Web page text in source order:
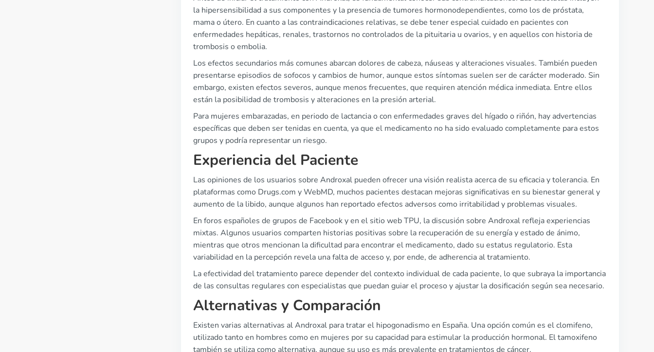
la hipersensibilidad a sus componentes y la presencia de tumores hormonodependientes, como los de próstata,
mama o útero. En cuanto a las contraindicaciones relativas, se debe tener especial cuidado en pacientes con
enfermedades hepáticas, renales, trastornos no controlados de la pituitaria u ovarios, y en aquellos con historia de
trombosis o embolia.
Los efectos secundarios más comunes abarcan dolores de cabeza, náuseas y alteraciones visuales. También pueden
presentarse episodios de sofocos y cambios de humor, aunque estos síntomas suelen ser de carácter moderado. Sin
embargo, existen efectos severos, aunque menos frecuentes, que requiren atención médica inmediata. Entre ellos
están la posibilidad de trombosis y alteraciones en la presión arterial.
Para mujeres embarazadas, en periodo de lactancia o con enfermedades graves del hígado o riñón, hay advertencias
específicas que deben ser tenidas en cuenta, ya que el medicamento no ha sido evaluado completamente para estos
grupos y podría representar un riesgo.
Experiencia del Paciente
Las opiniones de los usuarios sobre Androxal pueden ofrecer una visión realista acerca de su eficacia y tolerancia. En
plataformas como Drugs.com y WebMD, muchos pacientes destacan mejoras significativas en su bienestar general y
aumento de la libido, aunque algunos han reportado efectos adversos como irritabilidad y problemas visuales.
En foros españoles de grupos de Facebook y en el sitio web TPU, la discusión sobre Androxal refleja experiencias
mixtas. Algunos usuarios comparten historias positivas sobre la recuperación de su energía y estado de ánimo,
mientras que otros mencionan la dificultad para encontrar el medicamento, dado su estatus regulatorio. Esta
variabilidad en la percepción revela una falta de acceso y, por ende, de adherencia al tratamiento.
La efectividad del tratamiento parece depender del contexto individual de cada paciente, lo que subraya la importancia
de las consultas regulares con especialistas que puedan guiar el proceso y ajustar la dosificación según sea necesario.
Alternativas y Comparación
Existen varias alternativas al Androxal para tratar el hipogonadismo en España. Una opción común es el clomifeno,
utilizado tanto en hombres como en mujeres por su capacidad para estimular la producción hormonal. El tamoxifeno
también se utiliza como alternativa, aunque su uso es más prevalente en tratamientos de cáncer.